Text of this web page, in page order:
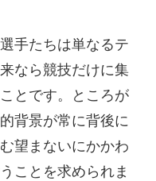
手たちは単なるテ
なら競技だけに集
とです。ところが
背景が常に背後に
望まないにかかわ
ことを求められま